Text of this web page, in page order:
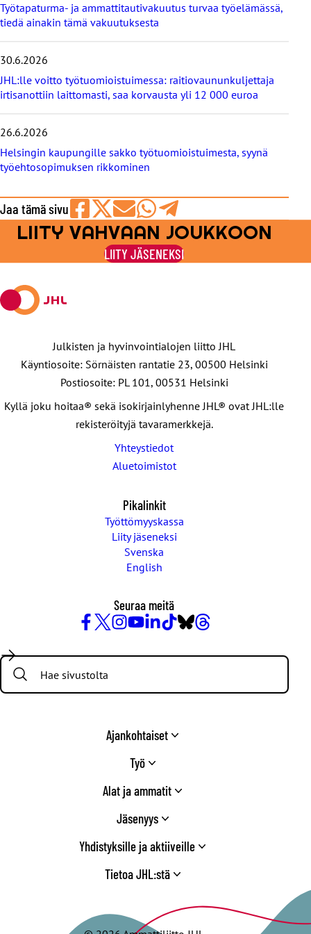
e
t
Työtapaturma- ja ammattitautivakuutus turvaa työelämässä,
tiedä ainakin tämä vakuutuksesta
30.6.2026
JHL:lle voitto työtuomioistuimessa: raitiovaununkuljettaja
irtisanottiin laittomasti, saa korvausta yli 12 000 euroa
26.6.2026
Helsingin kaupungille sakko työtuomioistuimesta, syynä
työehtosopimuksen rikkominen
Jaa tämä sivu
Jaa
Facebookissa
Jaa
viestipalvelu
X:ssä
Jaa
sähköpostilla
Jaa
WhatsAppilla
Jaa
Telegramilla
LIITY VAHVAAN JOUKKOON
LIITY JÄSENEKSI
Julkisten ja hyvinvointialojen liitto JHL
Käyntiosoite: Sörnäisten rantatie 23, 00500 Helsinki
Postiosoite: PL 101, 00531 Helsinki
Kyllä joku hoitaa® sekä isokirjainlyhenne JHL® ovat JHL:lle
rekisteröityjä tavaramerkkejä.
Yhteystiedot
Aluetoimistot
Pikalinkit
Työttömyyskassa
Liity jäseneksi
Svenska
English
Seuraa meitä
/
Twitter
Search:
Ajankohtaiset
Työ
Alat ja ammatit
Jäsenyys
Yhdistyksille ja aktiiveille
Tietoa JHL:stä